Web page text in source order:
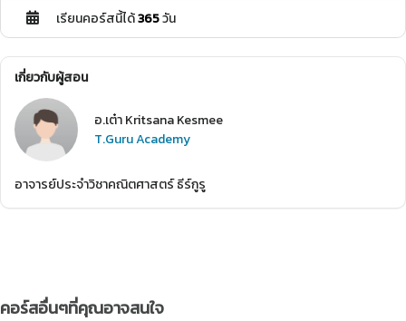
เรียนคอร์สนี้ได้365วัน
เกี่ยวกับผู้สอน
อ.เต๋า Kritsana Kesmee
T.Guru Academy
อาจารย์ประจำวิชาคณิตศาสตร์ ธีร์กูรู
คอร์สอื่นๆที่คุณอาจสนใจ